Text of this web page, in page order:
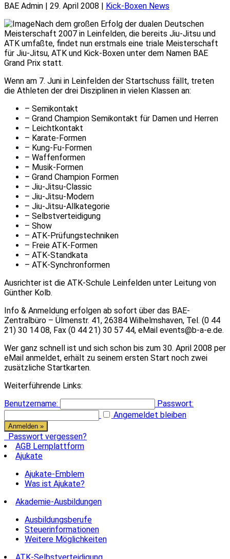
BAE Admin | 29. April 2008 | Kick-Boxen News
Nach dem großen Erfolg der dualen Deutschen
Meisterschaft 2007 in Leinfelden, die bereits Jiu-Jitsu und
ATK umfaßte, findet nun erstmals eine triale Meisterschaft
für Jiu-Jitsu, ATK und Kick-Boxen unter dem Namen BAE
Grand Prix statt.
Wenn am 7. Juni in Leinfelden der Startschuss fällt, treten
die Athleten der drei Disziplinen in vielen Klassen an:
– Semikontakt
– Grand Champion Semikontakt für Damen und Herren
– Leichtkontakt
– Karate-Formen
– Kung-Fu-Formen
– Waffenformen
– Musik-Formen
– Grand Champion Formen
– Jiu-Jitsu-Classic
– Jiu-Jitsu-Modern
– Jiu-Jitsu-Allkategorie
– Selbstverteidigung
– Show
– ATK-Prüfungstechniken
– Freie ATK-Formen
– ATK-Standkata
– ATK-Synchronformen
Ausrichter ist die ATK-Schule Leinfelden unter Leitung von
Günther Kolb.
Info & Anmeldung erfolgen ab sofort über das BAE-
Zentralbüro – Ülmenstr. 41, 26384 Wilhelmshaven, Tel. (0 44
21) 30 14 08, Fax (0 44 21) 30 57 44, eMail events@b-a-e.de.
Wer ganz schnell ist und sich schon bis zum 30. April 2008 per
eMail anmeldet, erhält zu seinem ersten Start noch zwei
zusätzliche Startkarten.
Weiterführende Links:
Benutzername:
Passwort:
Angemeldet bleiben
Passwort vergessen?
AGB Lernplattform
Ajukate
Ajukate-Emblem
Was ist Ajukate?
Akademie-Ausbildungen
Ausbildungsberufe
Steuerinformationen
Weitere Möglichkeiten
ATK-Selbstverteidigung